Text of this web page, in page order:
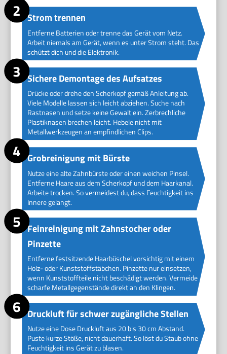
Strom trennen
Entferne Batterien oder trenne das Gerät vom Netz.
Arbeit niemals am Gerät, wenn es unter Strom steht. Das
schützt dich und die Elektronik.
Sichere Demontage des Aufsatzes
Drücke oder drehe den Scherkopf gemäß Anleitung ab.
Viele Modelle lassen sich leicht abziehen. Suche nach
Rastnasen und setze keine Gewalt ein. Zerbrechliche
Plastiknasen brechen leicht. Hebele nicht mit
Metallwerkzeugen an empfindlichen Clips.
Grobreinigung mit Bürste
Nutze eine alte Zahnbürste oder einen weichen Pinsel.
Entferne Haare aus dem Scherkopf und dem Haarkanal.
Arbeite trocken. So vermeidest du, dass Feuchtigkeit ins
Innere gelangt.
Feinreinigung mit Zahnstocher oder
Pinzette
Entferne festsitzende Haarbüschel vorsichtig mit einem
Holz- oder Kunststoffstäbchen. Pinzette nur einsetzen,
wenn Kunststoffteile nicht beschädigt werden. Vermeide
scharfe Metallgegenstände direkt an den Klingen.
Druckluft für schwer zugängliche Stellen
Nutze eine Dose Druckluft aus 20 bis 30 cm Abstand.
Puste kurze Stöße, nicht dauerhaft. So löst du Staub ohne
Feuchtigkeit ins Gerät zu blasen.